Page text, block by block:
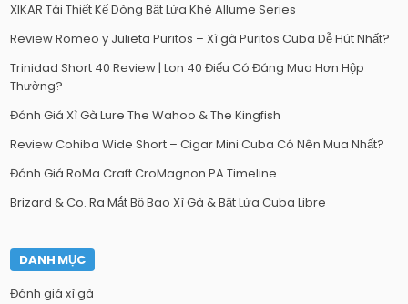
XIKAR Tái Thiết Kế Dòng Bật Lửa Khè Allume Series
Review Romeo y Julieta Puritos – Xì gà Puritos Cuba Dễ Hút Nhất?
Trinidad Short 40 Review | Lon 40 Điếu Có Đáng Mua Hơn Hộp
Thường?
Đánh Giá Xì Gà Lure The Wahoo & The Kingfish
Review Cohiba Wide Short – Cigar Mini Cuba Có Nên Mua Nhất?
Đánh Giá RoMa Craft CroMagnon PA Timeline
Brizard & Co. Ra Mắt Bộ Bao Xì Gà & Bật Lửa Cuba Libre
DANH MỤC
Đánh giá xì gà